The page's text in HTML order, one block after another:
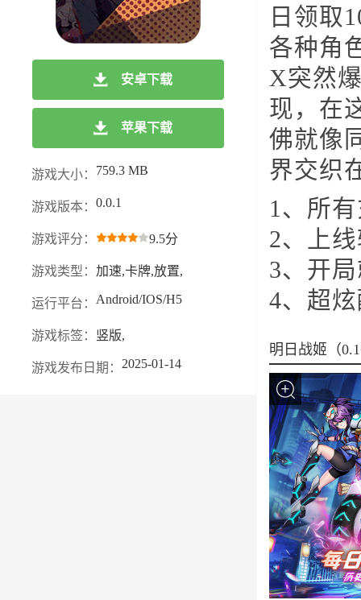
安卓下载
苹果下载
游戏大小： 759.3 MB
游戏版本： 0.0.1
游戏评分： 9.5分
游戏类型： 加速,卡牌,放置,
运行平台： Android/IOS/H5
游戏标签： 竖版,
游戏发布日期： 2025-01-14
日领取
各种角
X突然
现，在
佛就像
界交织
1、所
2、上
3、开
4、超
明日战姬（